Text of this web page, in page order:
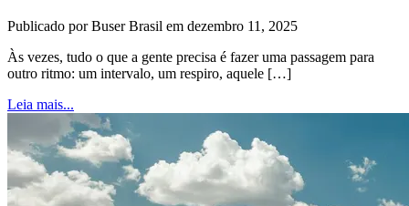
Publicado por Buser Brasil em dezembro 11, 2025
Às vezes, tudo o que a gente precisa é fazer uma passagem para
outro ritmo: um intervalo, um respiro, aquele […]
Leia mais...